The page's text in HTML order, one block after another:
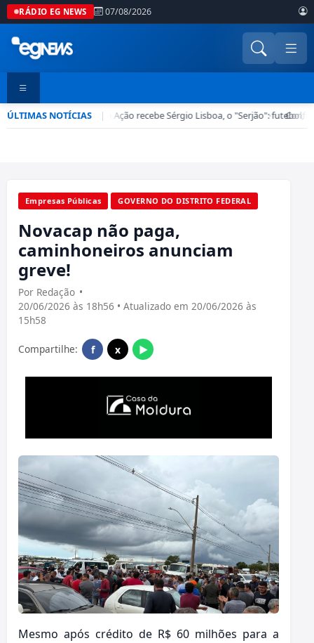
RÁDIO EG NEWS 07/08/2026
ÚLTIMAS NOTÍCIAS |
Esporte em Ação recebe Sérgio Lisboa, o "Serjão": futebol,
•
Empresas Públicas GOVERNO DO DISTRITO FEDERAL
Novacap não paga,
caminhoneiros anunciam
greve!
Por Redação •
20/06/2026 às 18h56 • Atualizado em 20/06/2026 às
15h58
Compartilhe: f x ▶
Mesmo após crédito de R$ 60 milhões para a